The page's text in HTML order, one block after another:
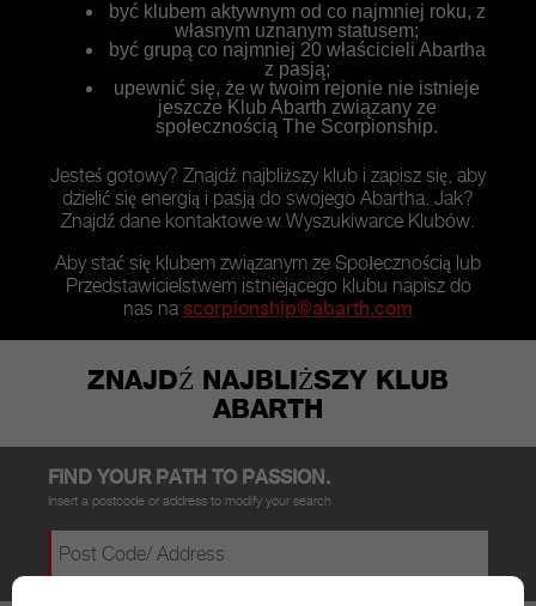
być klubem aktywnym od co najmniej roku, z
własnym uznanym statusem;
być grupą co najmniej 20 właścicieli Abartha
z pasją;
upewnić się, że w twoim rejonie nie istnieje
jeszcze Klub Abarth związany ze
społecznością The Scorpionship.
Jesteś gotowy? Znajdź najbliższy klub i zapisz się, aby
dzielić się energią i pasją do swojego Abartha. Jak?
Znajdź dane kontaktowe w Wyszukiwarce Klubów.
Aby stać się klubem związanym ze Społecznością lub
Przedstawicielstwem istniejącego klubu napisz do
nas na scorpionship@abarth.com
ZNAJDŹ NAJBLIŻSZY KLUB
ABARTH
FIND YOUR PATH TO PASSION.
Insert a postcode or address to modify your search